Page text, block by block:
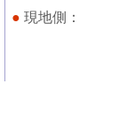
現地側